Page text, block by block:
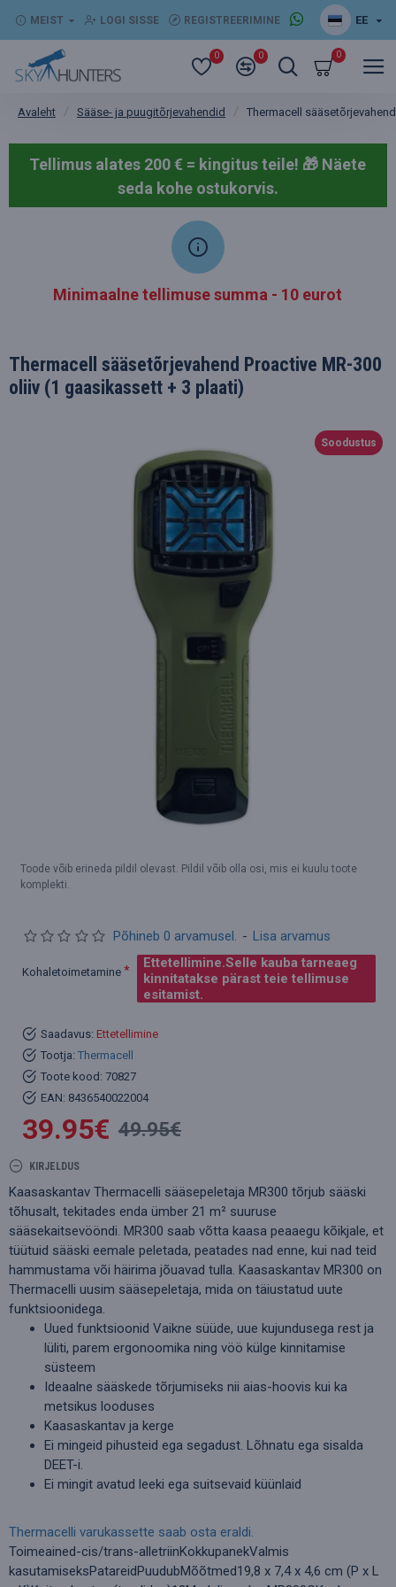
MEIST LOGI SISSE REGISTREERIMINE EE
0 0 0
Avaleht Sääse- ja puugitõrjevahendid Thermacell
Tellimus alates 200 € = kingitus teile! 🎁 Näete
seda kohe ostukorvis.
Minimaalne tellimuse summa - 10 eurot
Thermacell sääsetõrjevahend Proactive MR-300
oliiv (1 gaasikassett + 3 plaati)
Soodustus
Toode võib erineda pildil olevast. Pildil võib olla osi, mis ei kuulu toote
komplekti.
Saadavus: Ettetellimine
Tootja: Thermacell
Toote kood: 70827
EAN: 8436540022004
Põhineb 0 arvamusel. - Lisa arvamus
39.95€ 49.95€
Kohaletoimetamine
Ettetellimine.Selle kauba tarneaeg
kinnitatakse pärast teie tellimuse
esitamist.
KIRJELDUS
Kaasaskantav Thermacelli sääsepeletaja MR300 tõrjub sääski
tõhusalt, tekitades enda ümber 21 m² suuruse
sääsekaitsevööndi. MR300 saab võtta kaasa peaaegu kõikjale, et
tüütuid sääski eemale peletada, peatades nad enne, kui nad teid
hammustama või häirima jõuavad tulla. Kaasaskantav MR300 on
Thermacelli uusim sääsepeletaja, mida on täiustatud uute
funktsioonidega.
Uued funktsioonid Vaikne süüde, uue kujundusega rest ja
lüliti, parem ergonoomika ning vöö külge kinnitamise
süsteem
Ideaalne sääskede tõrjumiseks nii aias-hoovis kui ka
metsikus looduses
Kaasaskantav ja kerge
Ei mingeid pihusteid ega segadust. Lõhnatu ega sisalda
DEET-i.
Ei mingit avatud leeki ega suitsevaid küünlaid
Thermacelli varukassette saab osta eraldi.
Toimeained-cis/trans-alletriinKokkupanekValmis
kasutamiseksPatareidPuudubMõõtmed19,8 x 7,4 x 4,6 cm (P x L